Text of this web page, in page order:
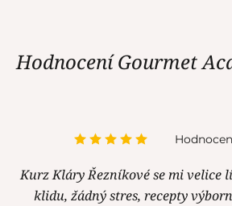
Hodnocení Gourmet
Kurz Kláry Řezníkové se mi velice
klidu, žádný stres, recepty